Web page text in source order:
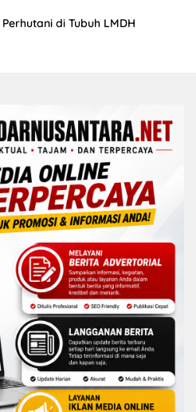
di Tubuh LMDH